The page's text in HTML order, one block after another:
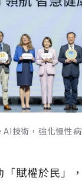
技術，強化慢性
「賦權於民」